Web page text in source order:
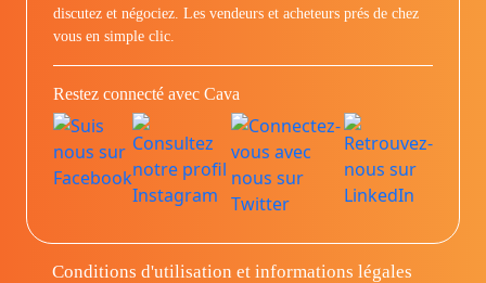
discutez et négociez. Les vendeurs et acheteurs prés de chez
vous en simple clic.
Restez connecté avec Cava
Conditions d'utilisation et informations légales